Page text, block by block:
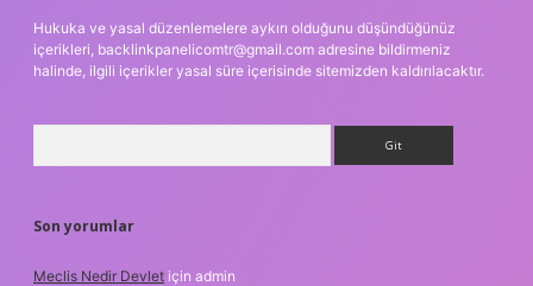
Hukuka ve yasal düzenlemelere aykırı olduğunu düşündüğünüz
içerikleri, backlinkpanelicomtr@gmail.com adresine bildirmeniz
halinde, ilgili içerikler yasal süre içerisinde sitemizden kaldırılacaktır.
Son yorumlar
Meclis Nedir Devlet için admin